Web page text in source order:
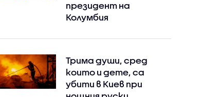
президент на
Колумбия
Трима души, сред
които и дете, са
убити в Киев при